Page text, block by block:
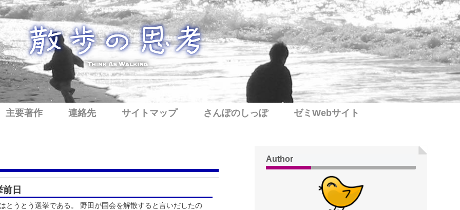
主要著作 連絡先 サイトマップ さんぽのしっぽ ゼミWebサイト
前日
とうとう選挙である。 野田が国会を解散すると言いだしたの
Author